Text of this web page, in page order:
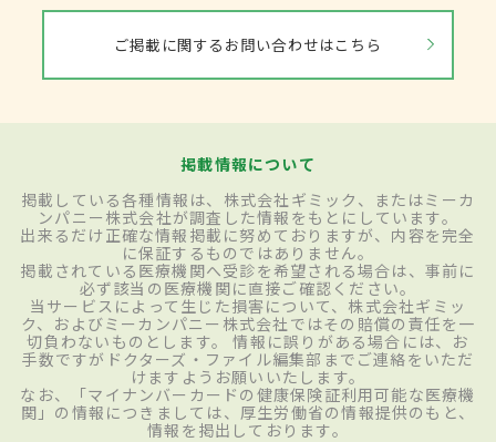
ご掲載に関するお問い合わせはこちら
掲載情報について
掲載している各種情報は、株式会社ギミック、またはミーカ
ンパニー株式会社が調査した情報をもとにしています。
出来るだけ正確な情報掲載に努めておりますが、内容を完全
に保証するものではありません。
掲載されている医療機関へ受診を希望される場合は、事前に
必ず該当の医療機関に直接ご確認ください。
当サービスによって生じた損害について、株式会社ギミッ
ク、およびミーカンパニー株式会社ではその賠償の責任を一
切負わないものとします。 情報に誤りがある場合には、お
手数ですがドクターズ・ファイル編集部までご連絡をいただ
けますようお願いいたします。
なお、「マイナンバーカードの健康保険証利用可能な医療機
関」の情報につきましては、厚生労働省の情報提供のもと、
情報を掲出しております。